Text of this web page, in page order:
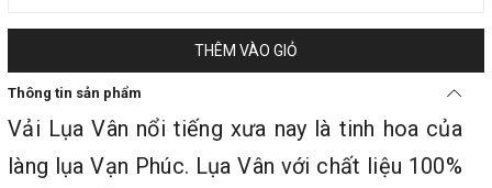
THÊM VÀO GIỎ
Thông tin sản phẩm
Vải Lụa Vân nổi tiếng xưa nay là tinh hoa của
làng lụa Vạn Phúc. Lụa Vân với chất liệu 100%